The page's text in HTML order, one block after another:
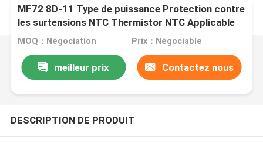
MF72 8D-11 Type de puissance Protection contre
les surtensions NTC Thermistor NTC Applicable
au kit SKD ou à l'alimentation électrique de
commutation
MOQ：Négociation Prix：Négociable
meilleur prix Contactez nous
DESCRIPTION DE PRODUIT